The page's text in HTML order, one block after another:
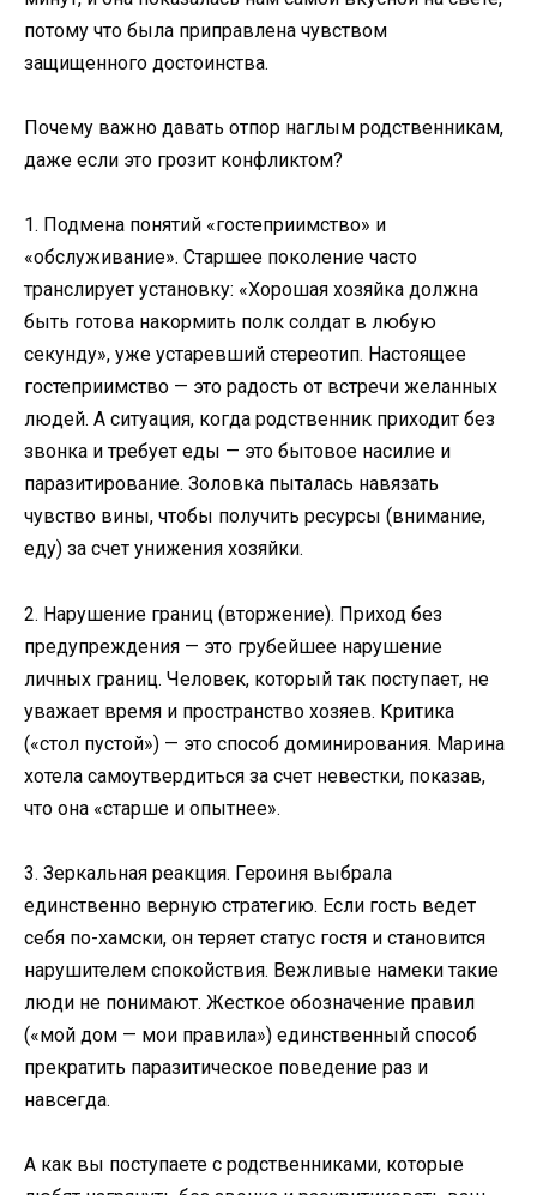
потому что была приправлена чувством
защищенного достоинства.
Почему важно давать отпор наглым родственникам,
даже если это грозит конфликтом?
1. Подмена понятий «гостеприимство» и
«обслуживание». Старшее поколение часто
транслирует установку: «Хорошая хозяйка должна
быть готова накормить полк солдат в любую
секунду», уже устаревший стереотип. Настоящее
гостеприимство — это радость от встречи желанных
людей. А ситуация, когда родственник приходит без
звонка и требует еды — это бытовое насилие и
паразитирование. Золовка пыталась навязать
чувство вины, чтобы получить ресурсы (внимание,
еду) за счет унижения хозяйки.
2. Нарушение границ (вторжение). Приход без
предупреждения — это грубейшее нарушение
личных границ. Человек, который так поступает, не
уважает время и пространство хозяев. Критика
(«стол пустой») — это способ доминирования. Марина
хотела самоутвердиться за счет невестки, показав,
что она «старше и опытнее».
3. Зеркальная реакция. Героиня выбрала
единственно верную стратегию. Если гость ведет
себя по-хамски, он теряет статус гостя и становится
нарушителем спокойствия. Вежливые намеки такие
люди не понимают. Жесткое обозначение правил
(«мой дом — мои правила») единственный способ
прекратить паразитическое поведение раз и
навсегда.
А как вы поступаете с родственниками, которые